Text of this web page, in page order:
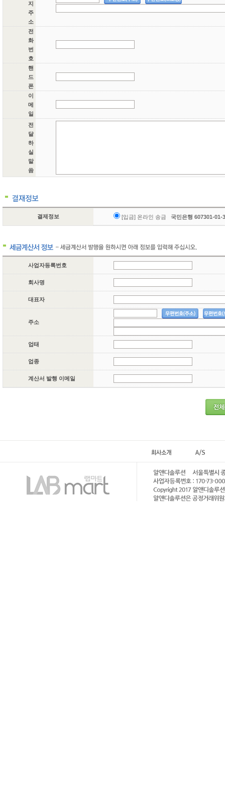
지
주
소
전
화
번
호
핸
드
폰
이
메
일
전
달
하
실
말
씀
결제정보 [입금] 온라인 송금 국민은행 607301-
사업자등록번호
회사명
대표자
주소
업태
업종
계산서 발행 이메일